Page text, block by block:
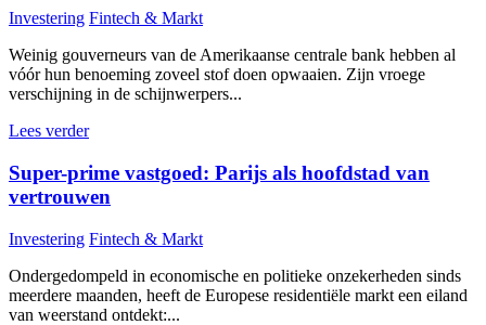
Investering Fintech & Markt
Weinig gouverneurs van de Amerikaanse centrale bank hebben al
vóór hun benoeming zoveel stof doen opwaaien. Zijn vroege
verschijning in de schijnwerpers...
Lees verder
Super-prime vastgoed: Parijs als hoofdstad van
vertrouwen
Investering Fintech & Markt
Ondergedompeld in economische en politieke onzekerheden sinds
meerdere maanden, heeft de Europese residentiële markt een eiland
van weerstand ontdekt:...